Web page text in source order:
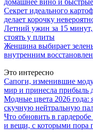
домашнее вино и
Секрет идеального
делает корочку
Летний ужин за 15 минут,
стоять у плиты
Женщина выбирает
внутренним
Это интересно
Сапоги, изменившие
мир и принесла прибыль
Модные цвета 2026 года:
скучную нейтральную
Что обновить в
и вещи, с которыми пора